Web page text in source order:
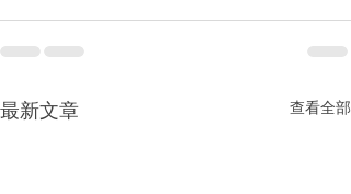
最新文章 查看全部